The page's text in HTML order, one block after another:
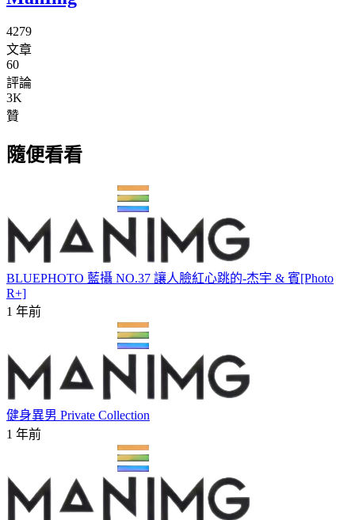
4279
文章
60
評論
3K
贊
隨便看看
BLUEPHOTO 藍攝 NO.37 讓人臉紅心跳的-杰宇 & 賓[Photo
R+]
1 年前
健身異男 Private Collection
1 年前